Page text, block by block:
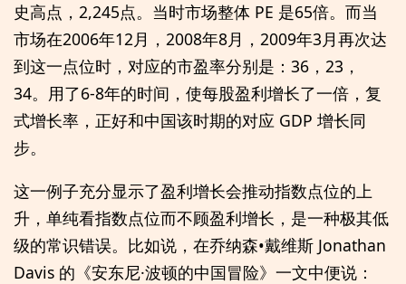
史高点，2,245点。当时市场整体 PE 是65倍。而当
市场在2006年12月，2008年8月，2009年3月再次达
到这一点位时，对应的市盈率分别是：36，23，
34。用了6-8年的时间，使每股盈利增长了一倍，复
式增长率，正好和中国该时期的对应 GDP 增长同
步。
这一例子充分显示了盈利增长会推动指数点位的上
升，单纯看指数点位而不顾盈利增长，是一种极其低
级的常识错误。比如说，在乔纳森•戴维斯 Jonathan
Davis 的《安东尼·波顿的中国冒险》一文中便说：